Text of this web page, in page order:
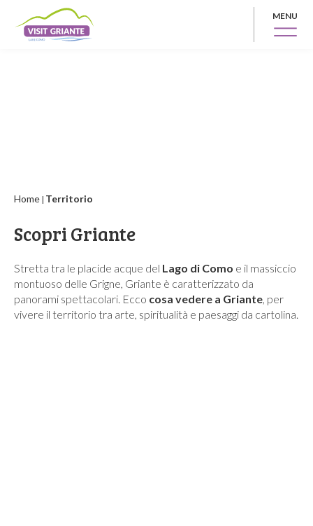
MENU
Home | Territorio
Scopri Griante
Stretta tra le placide acque del Lago di Como e il massiccio
montuoso delle Grigne, Griante è caratterizzato da
panorami spettacolari. Ecco cosa vedere a Griante, per
vivere il territorio tra arte, spiritualità e paesaggi da cartolina.